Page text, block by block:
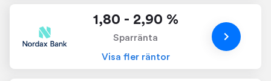
1,80 - 2,90 %
Sparränta
Visa fler räntor